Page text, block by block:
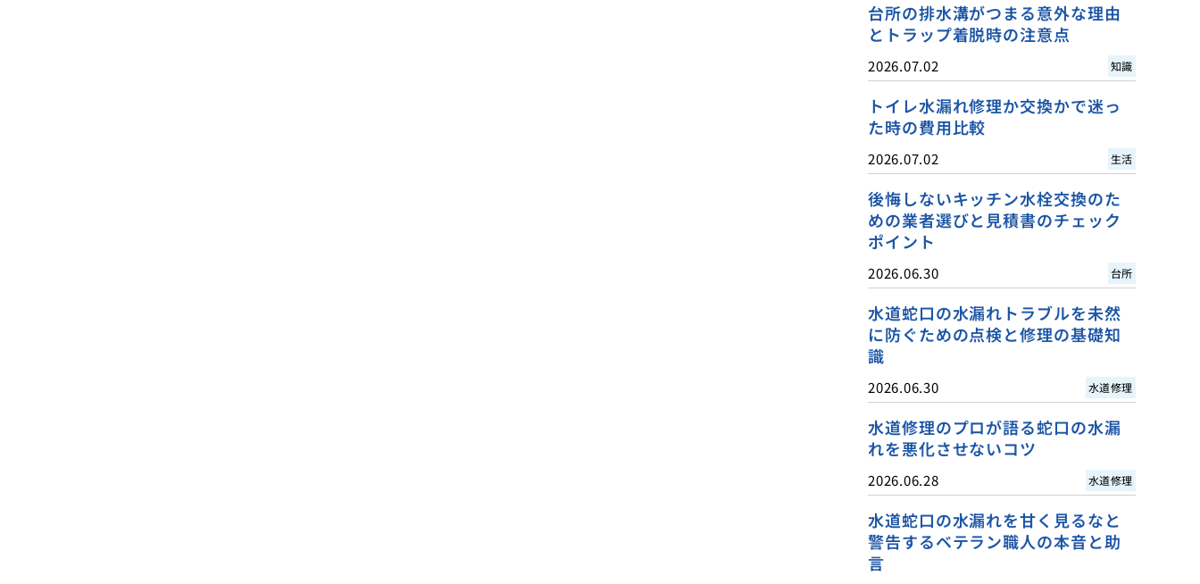
台所の排水溝がつまる意外な理由
とトラップ着脱時の注意点
2026.07.02 知識
トイレ水漏れ修理か交換かで迷っ
た時の費用比較
2026.07.02 生活
後悔しないキッチン水栓交換のた
めの業者選びと見積書のチェック
ポイント
2026.06.30 台所
水道蛇口の水漏れトラブルを未然
に防ぐための点検と修理の基礎知
識
2026.06.30 水道修理
水道修理のプロが語る蛇口の水漏
れを悪化させないコツ
2026.06.28 水道修理
水道蛇口の水漏れを甘く見るなと
警告するベテラン職人の本音と助
言